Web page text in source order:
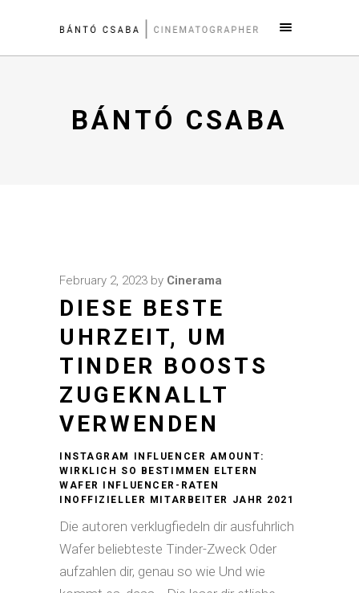
BÁNTÓ CSABA
February 2, 2023 by Cinerama
DIESE BESTE
UHRZEIT, UM
TINDER BOOSTS
ZUGEKNALLT
VERWENDEN
INSTAGRAM INFLUENCER AMOUNT:
WIRKLICH SO BESTIMMEN ELTERN
WAFER INFLUENCER-RATEN
INOFFIZIELLER MITARBEITER JAHR 2021
Die autoren verklugfiedeln dir ausfuhrlich
Wafer beliebteste Tinder-Zweck Oder
aufzahlen dir, genau so wie Und wie